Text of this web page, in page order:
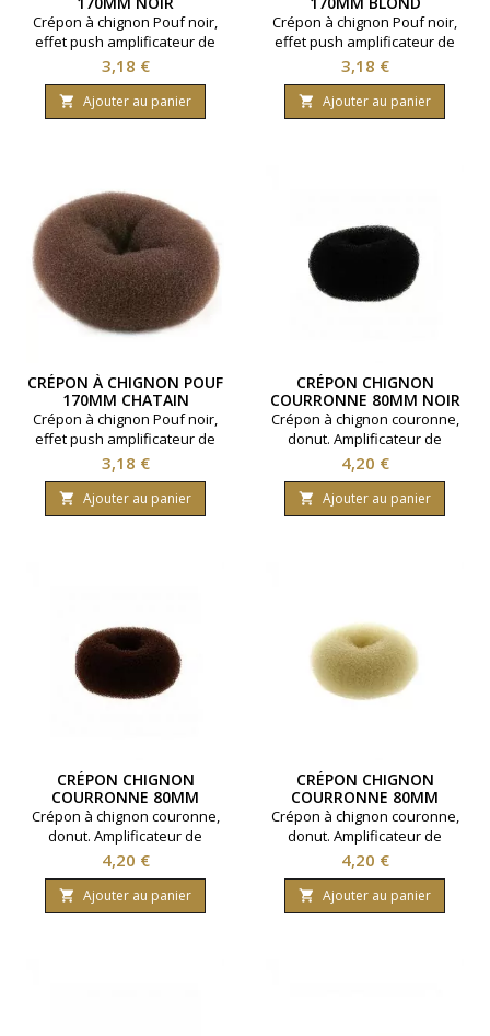
Crépon à chignon Pouf noir,
effet push amplificateur de
chignon - Taille 170 mm - Noir
Prix
3,18 €
 Ajouter au panier
Crépon à chignon Pouf noir,
effet push amplificateur de
chignon - Taille 170 mm -
Blond.
Prix
3,18 €
 Ajouter au panier
CRÉPON À CHIGNON POUF
170MM CHATAIN
Crépon à chignon Pouf noir,
effet push amplificateur de
chignon - Taille 170 mm -
Chatain.
Prix
3,18 €
 Ajouter au panier
CRÉPON CHIGNON
COURRONNE 80MM NOIR
Crépon à chignon couronne,
donut. Amplificateur de
chignons. Taille 80 mm.
Coloris : Noir.
Prix
4,20 €
 Ajouter au panier
CRÉPON CHIGNON
COURRONNE 80MM
CHATAIN
Crépon à chignon couronne,
donut. Amplificateur de
chignons. Taille 80 mm.
Coloris : Chatain.
Prix
4,20 €
 Ajouter au panier
CRÉPON CHIGNON
COURRONNE 80MM
BLOND
Crépon à chignon couronne,
donut. Amplificateur de
chignons. Taille 80 mm.
Coloris : Blond.
Prix
4,20 €
 Ajouter au panier